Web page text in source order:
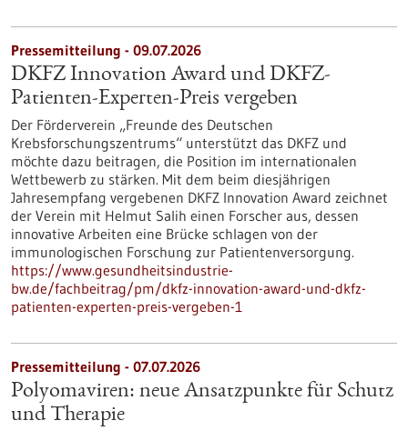
Pressemitteilung - 09.07.2026
DKFZ Innovation Award und DKFZ-
Patienten-Experten-Preis vergeben
Der Förderverein „Freunde des Deutschen
Krebsforschungszentrums“ unterstützt das DKFZ und
möchte dazu beitragen, die Position im internationalen
Wettbewerb zu stärken. Mit dem beim diesjährigen
Jahresempfang vergebenen DKFZ Innovation Award zeichnet
der Verein mit Helmut Salih einen Forscher aus, dessen
innovative Arbeiten eine Brücke schlagen von der
immunologischen Forschung zur Patientenversorgung.
https://www.gesundheitsindustrie-
bw.de/fachbeitrag/pm/dkfz-innovation-award-und-dkfz-
patienten-experten-preis-vergeben-1
Pressemitteilung - 07.07.2026
Polyomaviren: neue Ansatzpunkte für Schutz
und Therapie